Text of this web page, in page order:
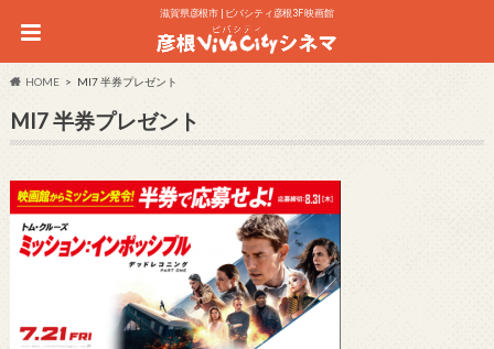
滋賀県彦根市 | ビバシティ彦根3F 映画館
HOME MI7 半券プレゼント
MI7 半券プレゼント